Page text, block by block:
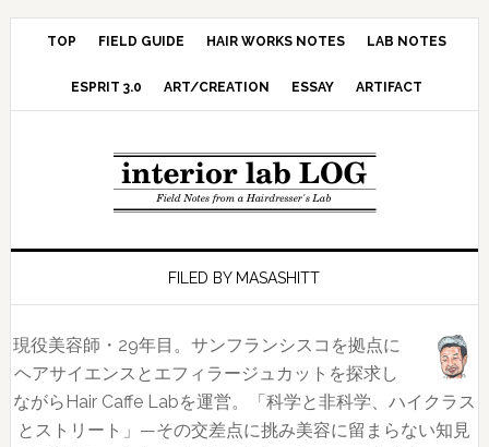
Skip
navigation
Skip
Skip
Skip
TOP FIELD GUIDE HAIR WORKS NOTES LAB NOTES
ESPRIT 3.0 ART/CREATION ESSAY ARTIFACT
FILED BY MASASHITT
現役美容師・29年目。サンフランシスコを拠点に
ヘアサイエンスとエフィラージュカットを探求し
ながらHair Caffe Labを運営。「科学と非科学、ハイクラス
とストリート」—その交差点に挑み美容に留まらない知見